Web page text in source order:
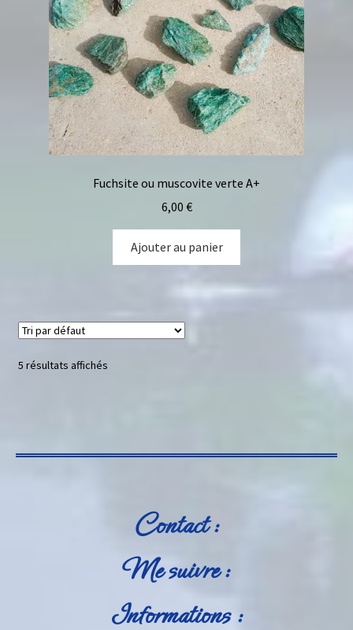
Fuchsite ou muscovite verte A+
6,00 €
Ajouter au panier
5 résultats affichés
Contact :
Me suivre :
Informations :